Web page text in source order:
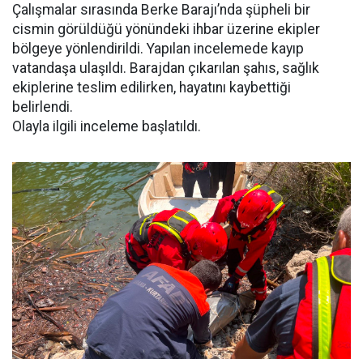
Çalışmalar sırasında Berke Barajı’nda şüpheli bir
cismin görüldüğü yönündeki ihbar üzerine ekipler
bölgeye yönlendirildi. Yapılan incelemede kayıp
vatandaşa ulaşıldı. Barajdan çıkarılan şahıs, sağlık
ekiplerine teslim edilirken, hayatını kaybettiği
belirlendi.
Olayla ilgili inceleme başlatıldı.